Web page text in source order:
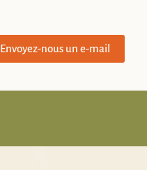
Envoyez-nous un e-mail